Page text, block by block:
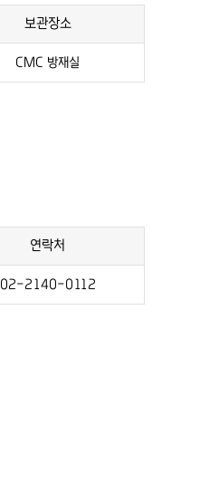
보관장소
CMC 방재실
연락처
02-2140-0112